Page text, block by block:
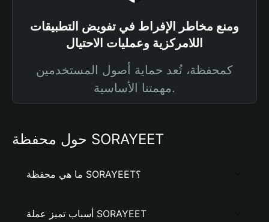
ومنع مخاطر الإفراط في تفويض التطبيقات
اللامركزية وعمليات الاحتيال
كمحفظة، تُعد حماية أصول المستخدمين
مهمتنا الأساسية.
حول محفظة SORAYEET
ما هي محفظة SORAYEET؟
أسباب تميز عملة SORAYEET